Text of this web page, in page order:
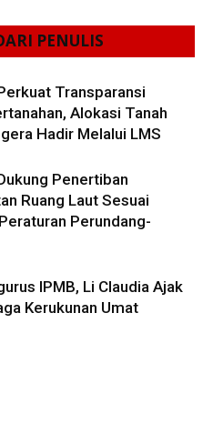
PENULIS
Transparansi
Alokasi Tanah
Hadir Melalui LMS
Penertiban
Ruang Laut Sesuai
Perundang-
IPMB, Li Claudia Ajak
Kerukunan Umat